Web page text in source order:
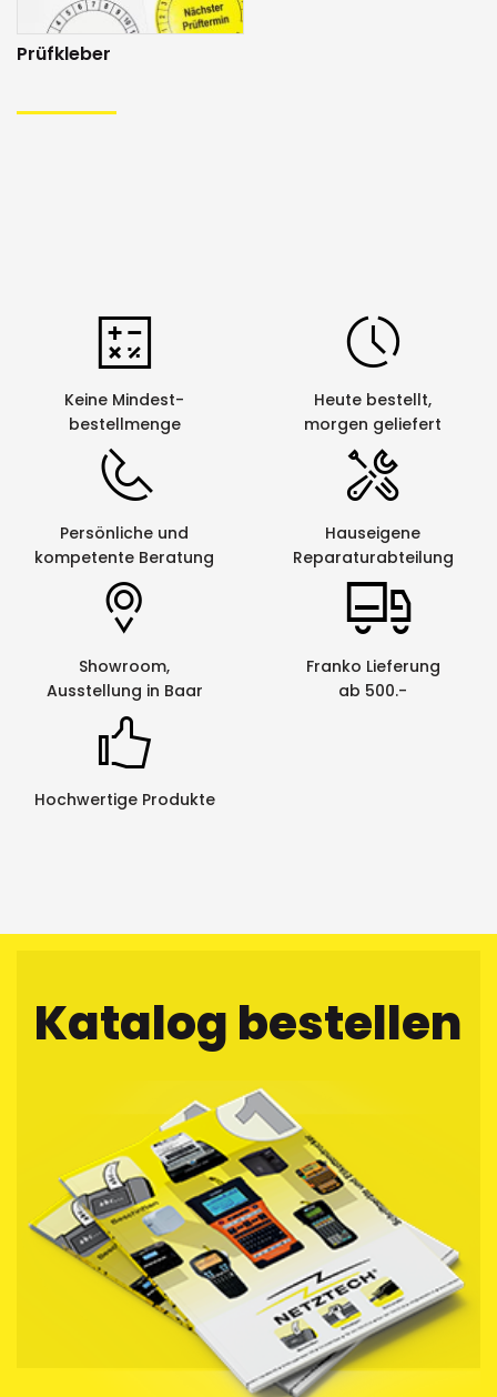
Prüfkleber
Keine Mindest-
bestellmenge
Heute bestellt,
morgen geliefert
Persönliche und
kompetente Beratung
Hauseigene
Reparaturabteilung
Showroom,
Ausstellung in Baar
Franko Lieferung
ab 500.-
Hochwertige Produkte
Katalog bestellen